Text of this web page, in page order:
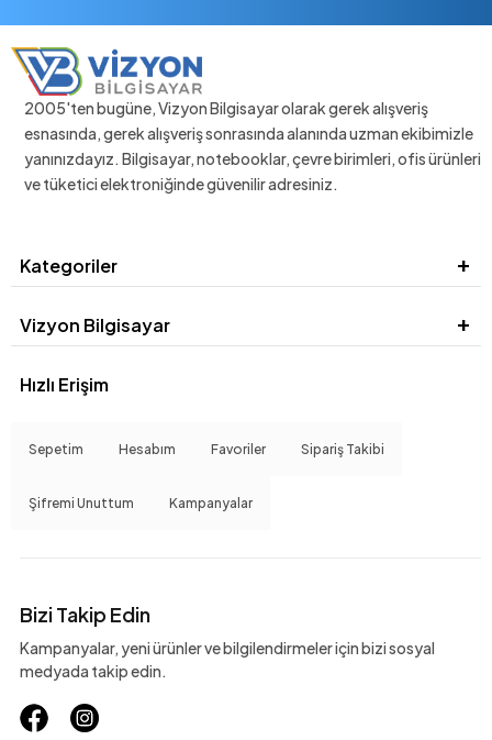
2005'ten bugüne, Vizyon Bilgisayar olarak gerek alışveriş
esnasında, gerek alışveriş sonrasında alanında uzman ekibimizle
yanınızdayız. Bilgisayar, notebooklar, çevre birimleri, ofis ürünleri
ve tüketici elektroniğinde güvenilir adresiniz.
Kategoriler
Vizyon Bilgisayar
Hızlı Erişim
Sepetim Hesabım Favoriler Sipariş Takibi
Şifremi Unuttum Kampanyalar
Bizi Takip Edin
Kampanyalar, yeni ürünler ve bilgilendirmeler için bizi sosyal
medyada takip edin.